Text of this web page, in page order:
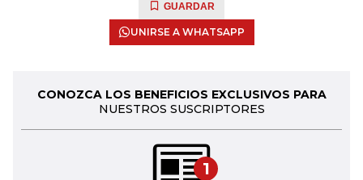
GUARDAR
UNIRSE A WHATSAPP
CONOZCA LOS BENEFICIOS EXCLUSIVOS PARA
NUESTROS SUSCRIPTORES
1